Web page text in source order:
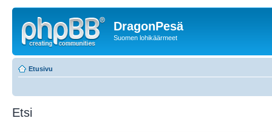
DragonPesä
Suomen lohikäärmeet
Etusivu
Etsi